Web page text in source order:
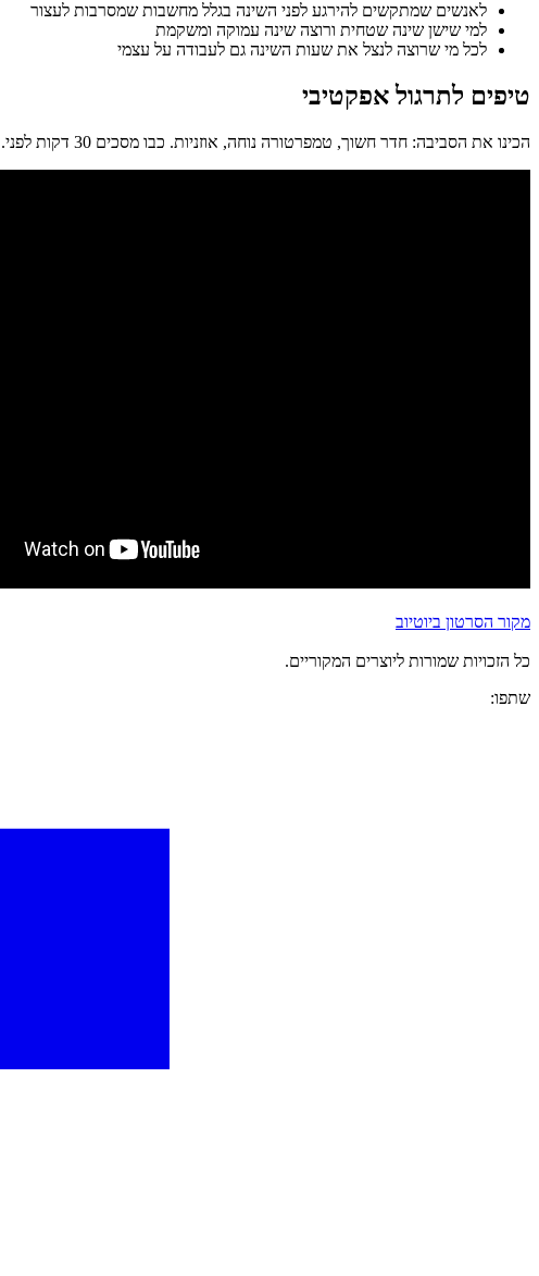
לאנשים שמתקשים להירגע לפני השינה בגלל מחשבות שמסרבות לעצור
למי שישן שינה שטחית ורוצה שינה עמוקה ומשקמת
לכל מי שרוצה לנצל את שעות השינה גם לעבודה על עצמי
טיפים לתרגול אפקטיבי
הכינו את הסביבה: חדר חשוך, טמפרטורה נוחה, אוזניות. כבו מסכים 30 דקות לפני. תנו לשמע לנגן ברמת עוצמה נמוכה, כדי שהגלים יהיו נוחים לאורך כל הלילה. מותר להירדם תוך כדי הנגינה — זה אפילו רצוי.
מקור הסרטון ביוטיוב
כל הזכויות שמורות ליוצרים המקוריים.
שתפו: